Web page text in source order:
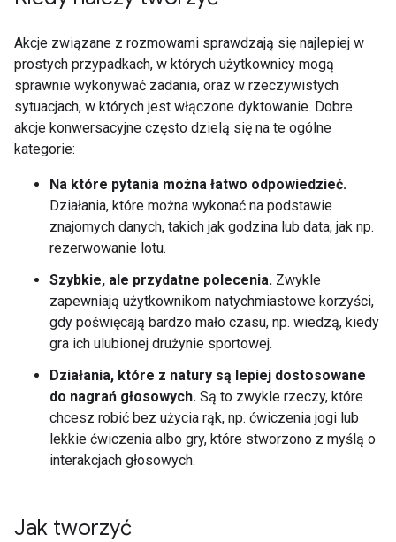
Akcje związane z rozmowami sprawdzają się najlepiej w
prostych przypadkach, w których użytkownicy mogą
sprawnie wykonywać zadania, oraz w rzeczywistych
sytuacjach, w których jest włączone dyktowanie. Dobre
akcje konwersacyjne często dzielą się na te ogólne
kategorie:
Na które pytania można łatwo odpowiedzieć.
Działania, które można wykonać na podstawie
znajomych danych, takich jak godzina lub data, jak np.
rezerwowanie lotu.
Szybkie, ale przydatne polecenia. Zwykle
zapewniają użytkownikom natychmiastowe korzyści,
gdy poświęcają bardzo mało czasu, np. wiedzą, kiedy
gra ich ulubionej drużynie sportowej.
Działania, które z natury są lepiej dostosowane
do nagrań głosowych. Są to zwykle rzeczy, które
chcesz robić bez użycia rąk, np. ćwiczenia jogi lub
lekkie ćwiczenia albo gry, które stworzono z myślą o
interakcjach głosowych.
Jak tworzyć